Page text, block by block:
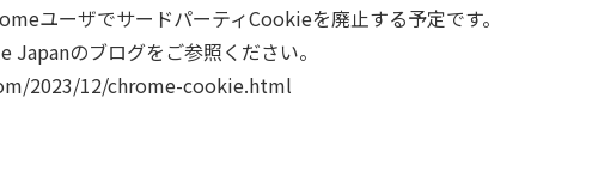
ユーザでサードパーティCookieを廃止する予定です。
のブログをご参照ください。
2023/12/chrome-cookie.html